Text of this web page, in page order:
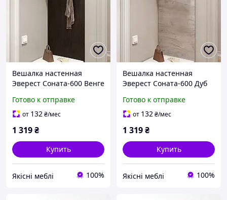
Вешалка настенная
Эверест Соната-600 Венге
Готово к отправке
от 132₴/мес
1 319₴
Купить
Якісні меблі 100%
Вешалка настенная
Эверест Соната-600 Дуб
см
Готово к отправке
от 132₴/мес
1 319₴
Купить
Якісні меблі 100%